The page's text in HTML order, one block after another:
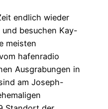
endlich wieder
besuchen Kay-
meisten
hafenradio
Ausgrabungen in
am Joseph-